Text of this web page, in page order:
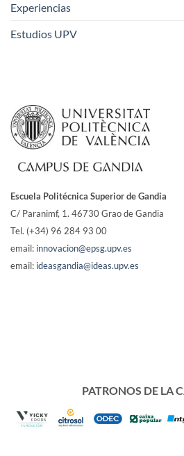
Experiencias
Estudios UPV
Escuela Politécnica Superior de Gandia
C/ Paranimf, 1. 46730 Grao de Gandia
Tel. (+34) 96 284 93 00
email: innovacion@epsg.upv.es
email: ideasgandia@ideas.upv.es
PATRONOS DE LA